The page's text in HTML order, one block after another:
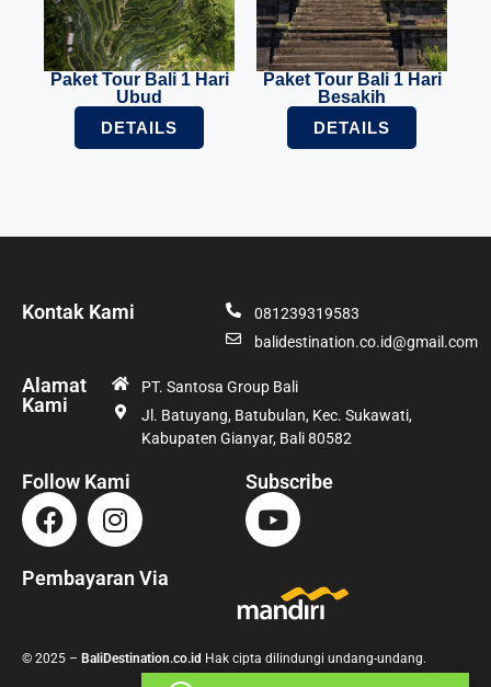
Paket Tour Bali 1 Hari
Ubud
DETAILS
Paket Tour Bali 1 Hari
Besakih
DETAILS
Kontak Kami
081239319583
balidestination.co.id@gmail.com
Alamat
Kami
PT. Santosa Group Bali
Jl. Batuyang, Batubulan, Kec. Sukawati,
Kabupaten Gianyar, Bali 80582
Follow Kami Subscribe
Pembayaran Via
© 2025 – BaliDestination.co.id Hak cipta dilindungi undang-undang.